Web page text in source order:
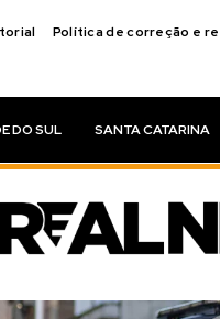
Política de correção e
DO SUL SANTA CATARINA